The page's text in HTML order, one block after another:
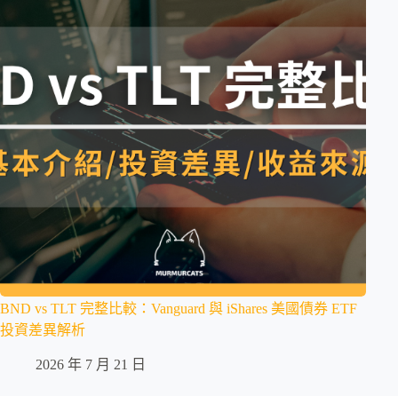
BND vs TLT 完整比較：Vanguard 與 iShares 美國債券 ETF
投資差異解析
2026 年 7 月 21 日